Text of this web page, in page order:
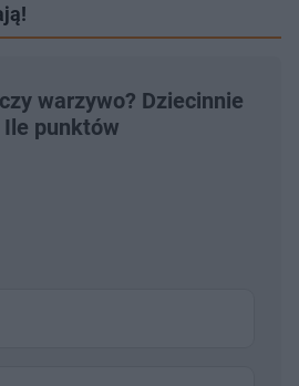
warzywo? Dziecinnie
punktów